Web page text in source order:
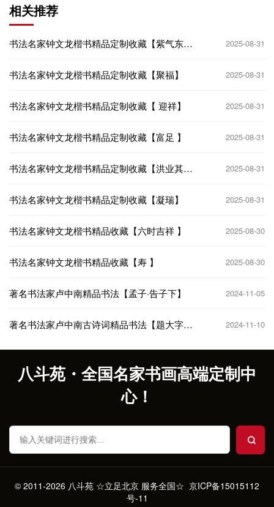
相关推荐
书法名家钟文龙楷书精品定制收藏【紫气东
2025-08-31
书法名家钟文龙楷书精品定制收藏【聚福】 2025-08-31
书法名家钟文龙楷书精品定制收藏【 迎祥】 2025-08-31
书法名家钟文龙楷书精品定制收藏【富足 】 2025-08-31
书法名家钟文龙楷书精品定制收藏【洪业其
2025-08-31
书法名家钟文龙楷书精品定制收藏【凝瑞】 2025-08-31
书法名家钟文龙楷书精品收藏【六时吉祥 】 2025-08-30
书法名家钟文龙楷书精品收藏【寿 】 2025-08-30
著名书法家卢中南精品书法【孟子·告子下】 2024-11-05
著名书法家卢中南古诗词精品书法【题大字兰
2024-11-10
八斗苑・全国名家书画高端定制中
心！
© 2011-2026 八斗苑 ☆立足北京 服务全国☆ 京ICP备15015112
号-11